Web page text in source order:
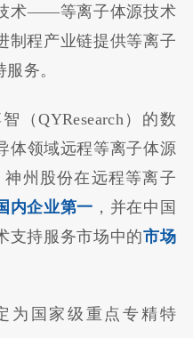
术——等离子体源技术
制程产业链提供等离子
务。
（QYResearch）的数
体领域远程等离子体源
州股份在远程等离子
内企业第一 ，并在中国
支持服务市场中的市场
为国家级重点专精特